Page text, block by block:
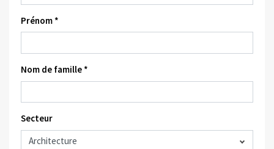
Prénom *
Nom de famille *
Secteur